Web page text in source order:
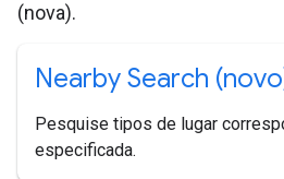
(nova).
Nearby Search
Pesquise tipos de lugar
especificada.